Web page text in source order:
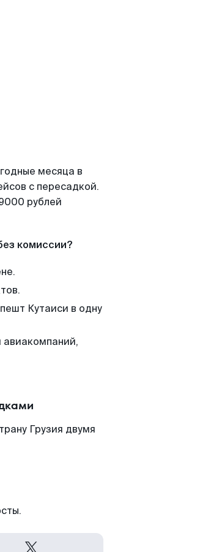
месяца в
с пересадкой.
рублей
комиссии?
Кутаиси в одну
Грузия двумя